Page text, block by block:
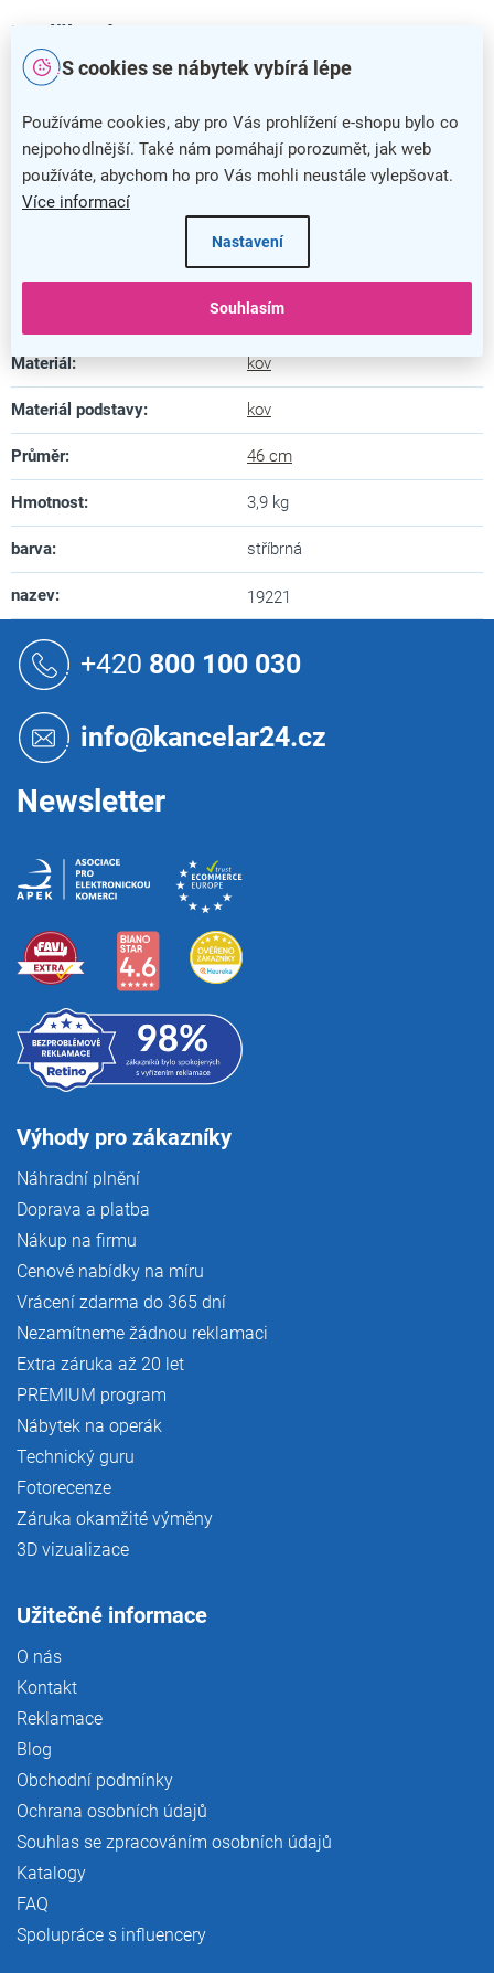
S cookies se nábytek vybírá lépe
Používáme cookies, aby pro Vás prohlížení e-shopu bylo co
nejpohodlnější. Také nám pomáhají porozumět, jak web
používáte, abychom ho pro Vás mohli neustále vylepšovat.
Více informací
Nastavení
Souhlasím
Doplňkové parametry
Kategorie Stojanové věšáky
Barva: stříbrná
Záruka: 5 let
46 cm
46 cm
175 cm
Materiál: kov
Materiál podstavy: kov
Průměr: 46 cm
Hmotnost: 3,9 kg
barva: stříbrná
nazev: 19221
+420 800 100 030
info@kancelar24.cz
Newsletter
Výhody pro zákazníky
Náhradní plnění
Doprava a platba
Nákup na firmu
Cenové nabídky na míru
Vrácení zdarma do 365 dní
Nezamítneme žádnou reklamaci
Extra záruka až 20 let
PREMIUM program
Nábytek na operák
Technický guru
Fotorecenze
Záruka okamžité výměny
3D vizualizace
Užitečné informace
O nás
Kontakt
Reklamace
Blog
Obchodní podmínky
Ochrana osobních údajů
Souhlas se zpracováním osobních údajů
Katalogy
FAQ
Spolupráce s influencery